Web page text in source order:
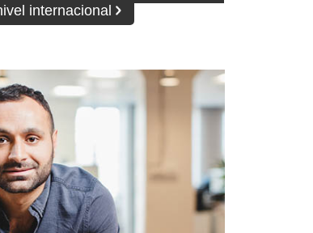
internacional